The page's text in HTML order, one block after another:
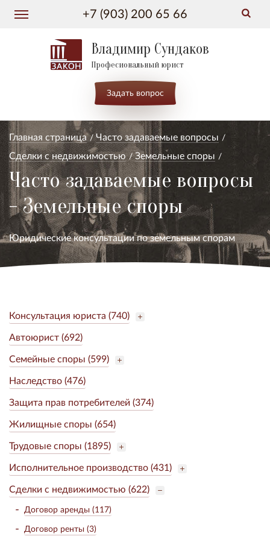
+7 (903) 200 65 66
Владимир Сундаков
Професиональный юрист
Задать вопрос
Главная страница
Часто задаваемые вопросы
Сделки с недвижимостью
Земельные споры
Часто задаваемые вопросы
- Земельные споры
Юридические консультации по земельным спорам
Консультация юриста (740)
Автоюрист (692)
Семейные споры (599)
Наследство (476)
Защита прав потребителей (374)
Жилищные споры (654)
Трудовые споры (1895)
Исполнительное производство (431)
Сделки с недвижимостью (622)
Договор аренды (117)
Договор ренты (3)